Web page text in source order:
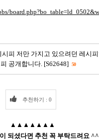
피 저만 가지고 있으려던 레시
공개합니다. [S62648] 50
추천하기 : 0
▲▲▲▲▲▲▲
되셨다면 추천 꼭 부탁드려요 ^^